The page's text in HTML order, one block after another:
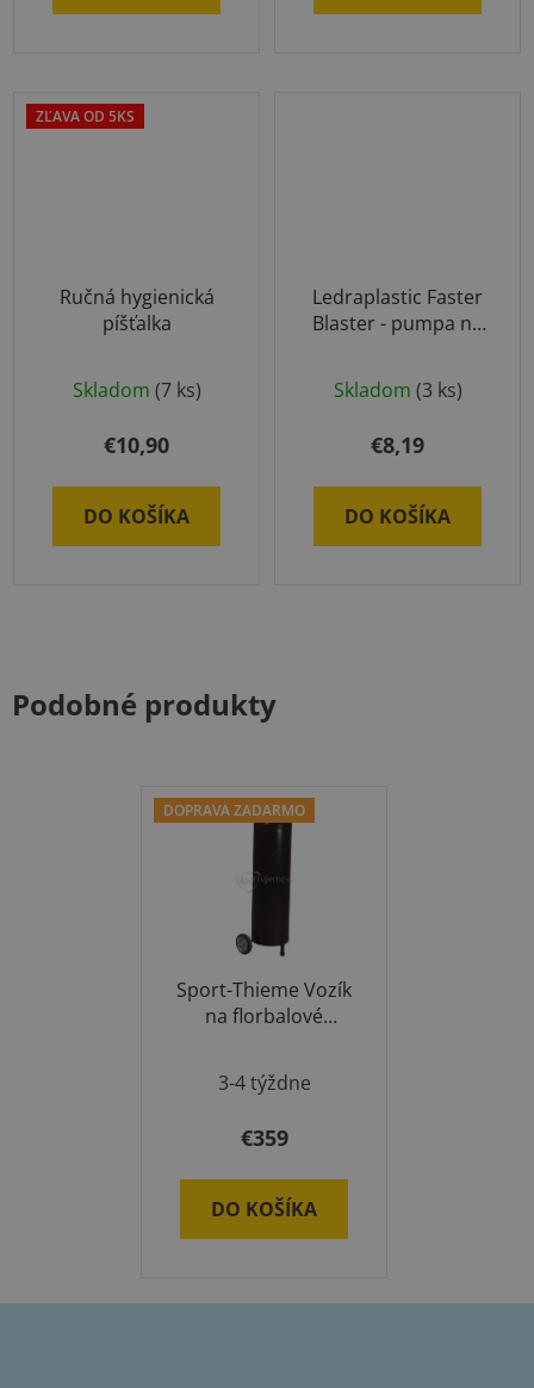
ZĽAVA OD 5KS
Ručná hygienická
píšťalka
Skladom (7 ks)
€10,90
DO KOŠÍKA
Ledraplastic Faster
Blaster - pumpa na
hodnotenie
produktu
4,5
z
Skladom (3 ks)
€8,19
DO KOŠÍKA
Podobné produkty
DOPRAVA ZADARMO
Sport-Thieme Vozík
na florbalové
3-4 týždne
€359
DO KOŠÍKA